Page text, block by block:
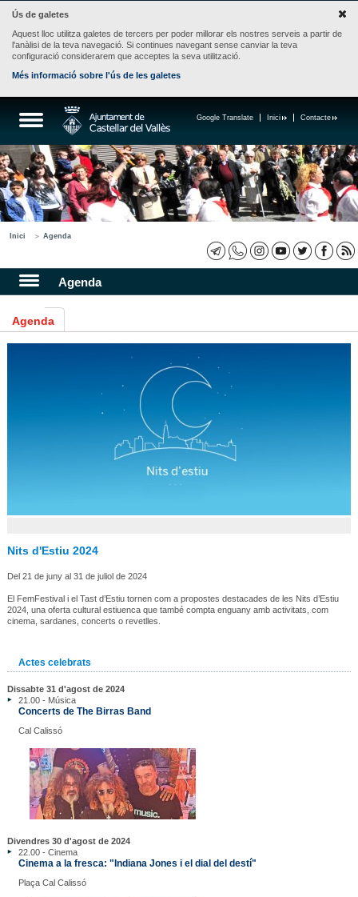
Ús de galetes
Aquest lloc utilitza galetes de tercers per poder millorar els nostres serveis a partir de
l'anàlisi de la teva navegació. Si continues navegant sense canviar la teva
configuració considerarem que acceptes la seva utilització.
Més informació sobre l'ús de les galetes
Contacte
Inici
Google Translate
Inici Agenda
Agenda
Agenda
Nits d'Estiu 2024
Del 21 de juny al 31 de juliol de 2024
El FemFestival i el Tast d’Estiu tornen com a propostes destacades de les Nits d’Estiu
2024, una oferta cultural estiuenca que també compta enguany amb activitats, com
cinema, sardanes, concerts o revetlles.
Actes celebrats
Dissabte 31 d'agost de 2024
21.00 - Música
Concerts de The Birras Band
Cal Calissó
Divendres 30 d'agost de 2024
22.00 - Cinema
Cinema a la fresca: "Indiana Jones i el dial del destí"
Plaça Cal Calissó